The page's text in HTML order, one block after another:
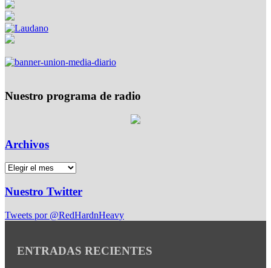
Nuestro programa de radio
Archivos
Nuestro Twitter
Tweets por @RedHardnHeavy
ENTRADAS RECIENTES